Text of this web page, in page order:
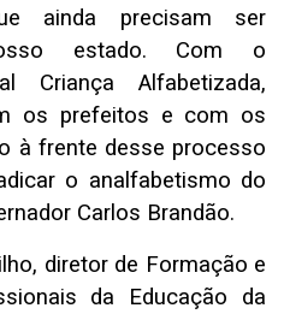
ainda precisam ser
estado. Com o
Criança Alfabetizada,
os prefeitos e com os
à frente desse processo
o analfabetismo do
Carlos Brandão.
diretor de Formação e
da Educação da